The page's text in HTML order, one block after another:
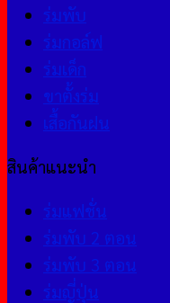
ร่มพับ
ร่มกอล์ฟ
ร่มเด็ก
ขาตั้งร่ม
เสื้อกันฝน
สินค้าแนะนำ
ร่มแฟชั่น
ร่มพับ 2 ตอน
ร่มพับ 3 ตอน
ร่มญี่ปุ่น